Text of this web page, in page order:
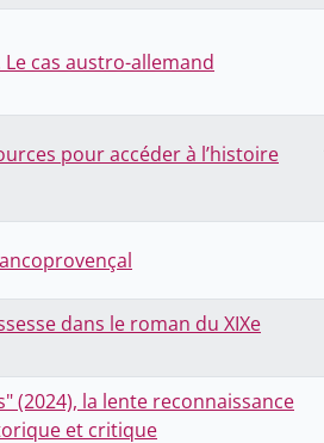
cas austro-allemand
pour accéder à l’histoire
dans le roman du XIXe
(2024), la lente reconnaissance
et critique